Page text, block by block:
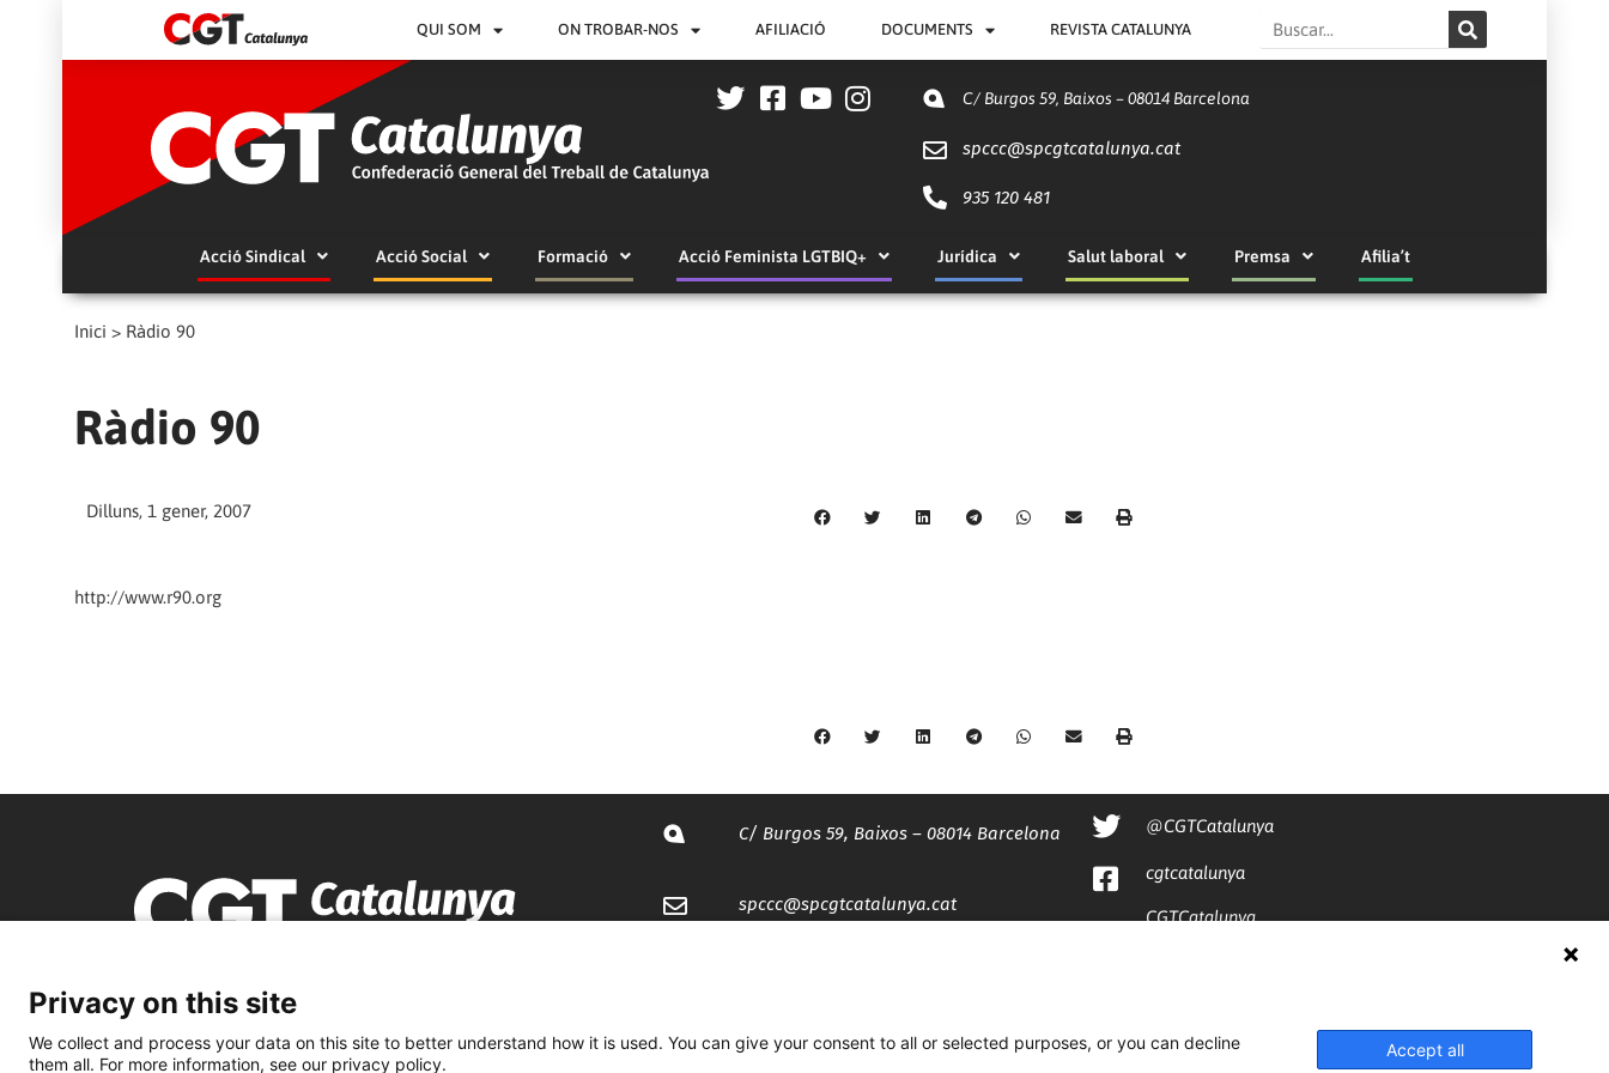
QUI SOM ON TROBAR-NOS AFILIACIÓ DOCUMENTS REVISTA CATALUNYA Search
C/ Burgos 59, Baixos – 08014 Barcelona
spccc@spcgtcatalunya.cat
935 120 481
Acció Sindical Acció Social Formació Acció Feminista LGTBIQ+ Jurídica Salut laboral Premsa Afilia’t
Inici > Ràdio 90
Ràdio 90
Dilluns, 1 gener, 2007
http://www.r90.org
C/ Burgos 59, Baixos – 08014 Barcelona
spccc@spcgtcatalunya.cat
@CGTCatalunya
cgtcatalunya
CGTCatalunya
Privacy on this site
We collect and process your data on this site to better understand how it is used. You can give your consent to all or selected purposes, or you can decline
them all. For more information, see our privacy policy.
Accept all